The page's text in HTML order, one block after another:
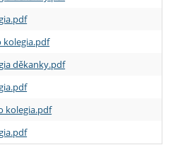
kolegia.pdf
děkanky.pdf
kolegia.pdf